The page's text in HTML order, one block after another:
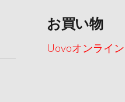
お買い物
Uovoオンライ